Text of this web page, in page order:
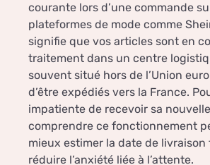
courante lors d’une commande
plateformes de mode comme
signifie que vos articles sont en
traitement dans un centre
souvent situé hors de l’Union
d’être expédiés vers la France.
impatiente de recevoir sa
comprendre ce fonctionnement
mieux estimer la date de livraison
réduire l’anxiété liée à l’attente.